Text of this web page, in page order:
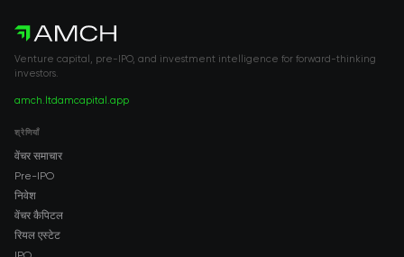
Venture capital, pre-IPO, and investment intelligence for forward-thinking
investors.
amch.ltdamcapital.app
श्रेणियाँ
वेंचर समाचार
Pre-IPO
निवेश
वेंचर कैपिटल
रियल एस्टेट